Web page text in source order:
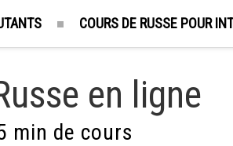
COURS DE RUSSE POUR
en ligne
min de cours